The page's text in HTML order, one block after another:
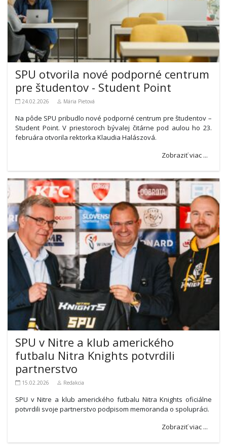
SPU otvorila nové podporné centrum
pre študentov - Student Point
24.02.2026 Mária Pietová
Na pôde SPU pribudlo nové podporné centrum pre študentov –
Student Point. V priestoroch bývalej čitárne pod aulou ho 23.
februára otvorila rektorka Klaudia Halászová.
Zobraziť viac ...
SPU v Nitre a klub amerického
futbalu Nitra Knights potvrdili
partnerstvo
15.02.2026 Redakcia
SPU v Nitre a klub amerického futbalu Nitra Knights oficiálne
potvrdili svoje partnerstvo podpisom memoranda o spolupráci.
Zobraziť viac ...